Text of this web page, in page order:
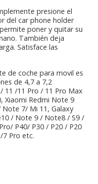
presione el
del car phone holder
poner y quitar su
También deja
Satisface las
de coche para movil es
de 4,7 a 7,2
11 /11 Pro / 11 Pro Max
Xiaomi Redmi Note 9
7/ Mi 11, Galaxy
/ Note 9 / Note8 / S9 /
P40/ P30 / P20 / P20
7 Pro etc.